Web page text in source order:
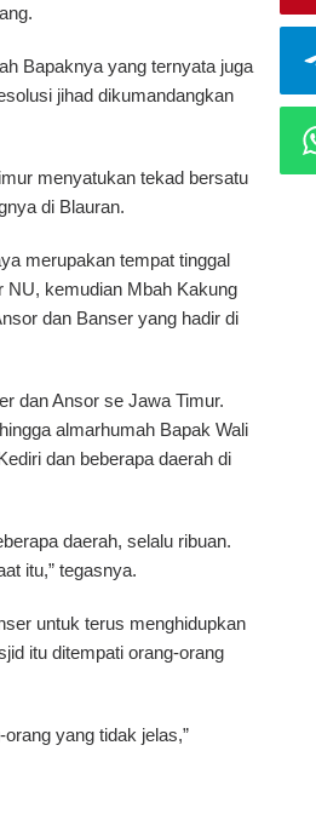
Bapaknya yang ternyata juga
jihad dikumandangkan
menyatukan tekad bersatu
di Blauran.
merupakan tempat tinggal
NU, kemudian Mbah Kakung
dan Banser yang hadir di
dan Ansor se Jawa Timur.
almarhumah Bapak Wali
dan beberapa daerah di
daerah, selalu ribuan.
itu,” tegasnya.
untuk terus menghidupkan
itu ditempati orang-orang
yang tidak jelas,”